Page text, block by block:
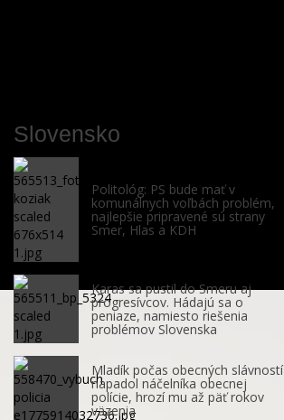
Slovensko
Politológ: PS bude mať v
komunálnych voľbách problém,
najlepšie pripravené sú strany
Smer, Hlas a KDH
Karas sa pustil do Smeru aj
progresívcov. Hádajú sa o
peniaze, namiesto riešenia
problémov Slovenska
Mladík počas obecných slávností
napadol náčelníka obecnej
polície, hrozí mu až päť rokov
väzenia